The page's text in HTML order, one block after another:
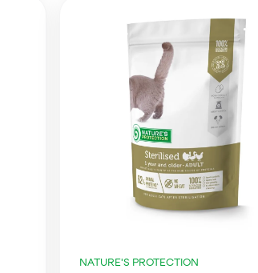
NATURE'S PROTECTION